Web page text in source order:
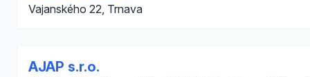
Vajanského 22, Trnava
AJAP s.r.o.